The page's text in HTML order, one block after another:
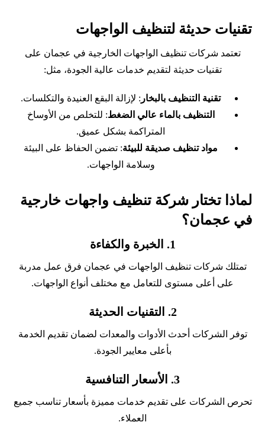
تقنيات حديثة لتنظيف الواجهات
تعتمد شركات تنظيف الواجهات الخارجية في عجمان على
تقنيات حديثة لتقديم خدمات عالية الجودة، مثل:
تقنية التنظيف بالبخار : لإزالة البقع العنيدة والتكلسات.
التنظيف بالماء عالي الضغط: للتخلص من الأوساخ
المتراكمة بشكل عميق.
مواد تنظيف صديقة للبيئة: تضمن الحفاظ على البيئة
وسلامة الواجهات.
لماذا تختار شركة تنظيف واجهات خارجية
في عجمان؟
1. الخبرة والكفاءة
تمتلك شركات تنظيف الواجهات في عجمان فرق عمل مدربة
على أعلى مستوى للتعامل مع مختلف أنواع الواجهات.
2. التقنيات الحديثة
توفر الشركات أحدث الأدوات والمعدات لضمان تقديم الخدمة
بأعلى معايير الجودة.
3. الأسعار التنافسية
تحرص الشركات على تقديم خدمات مميزة بأسعار تناسب جميع
العملاء.